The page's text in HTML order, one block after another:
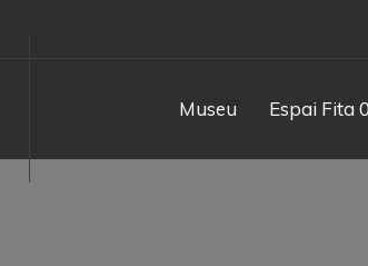
Museu Espai Fita 0